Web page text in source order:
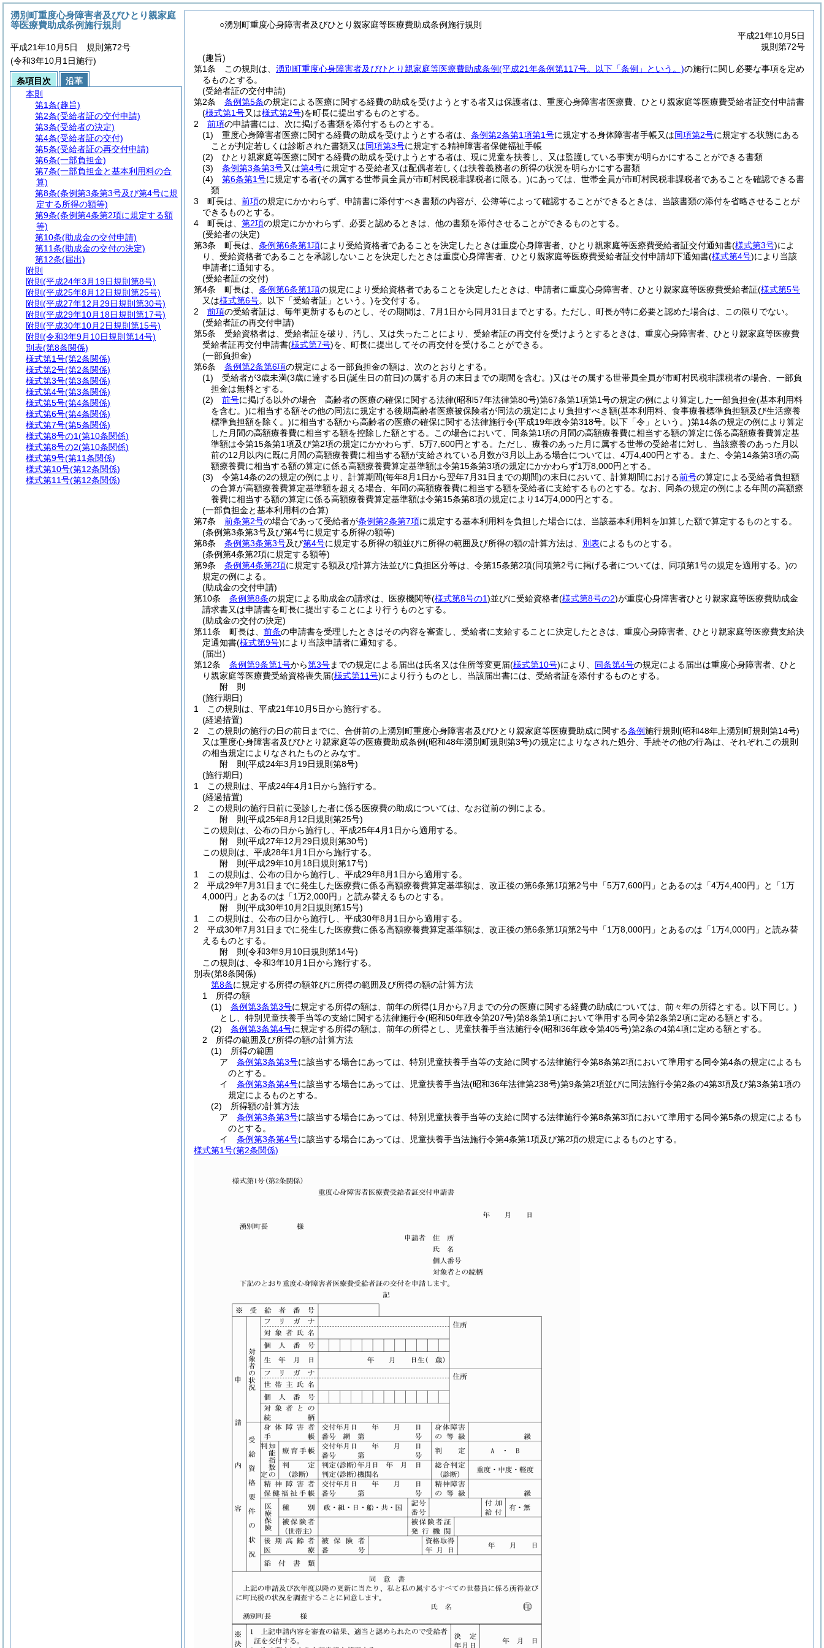
○湧別町重度心身障害者及びひとり親家庭等医療費助成条例施行規則
平成21年10月5日
規則第72号
(趣旨)
第1条
この規則は、 湧別町重度心身障害者及びひとり親家庭等医療費助成条例(平成21年条例第117号。以下「条例」という。)の施行に関し必要な事項を定め
るものとする。
(受給者証の交付申請)
第2条
条例第5条の規定による医療に関する経費の助成を受けようとする者又は保護者は、重度心身障害者医療費、ひとり親家庭等医療費受給者証交付申請書
(様式第1号又は様式第2号)を町長に提出するものとする。
2
前項の申請書には、次に掲げる書類を添付するものとする。
(1)
重度心身障害者医療に関する経費の助成を受けようとする者は、 条例第2条第1項第1号に規定する身体障害者手帳又は同項第2号に規定する状態にある
ことが判定若しくは診断された書類又は同項第3号に規定する精神障害者保健福祉手帳
(2)
ひとり親家庭等医療に関する経費の助成を受けようとする者は、現に児童を扶養し、又は監護している事実が明らかにすることができる書類
(3)
条例第3条第3号又は第4号に規定する受給者又は配偶者若しくは扶養義務者の所得の状況を明らかにする書類
(4)
第6条第1号に規定する者(その属する世帯員全員が市町村民税非課税者に限る。)にあっては、世帯全員が市町村民税非課税者であることを確認できる書
類
3
町長は、 前項の規定にかかわらず、申請書に添付すべき書類の内容が、公簿等によって確認することができるときは、当該書類の添付を省略させることが
できるものとする。
4
町長は、 第2項の規定にかかわらず、必要と認めるときは、他の書類を添付させることができるものとする。
(受給者の決定)
第3条
町長は、 条例第6条第1項により受給資格者であることを決定したときは重度心身障害者、ひとり親家庭等医療費受給者証交付通知書(様式第3号)によ
り、受給資格者であることを承認しないことを決定したときは重度心身障害者、ひとり親家庭等医療費受給者証交付申請却下通知書(様式第4号)により当該
申請者に通知する。
(受給者証の交付)
第4条
町長は、 条例第6条第1項の規定により受給資格者であることを決定したときは、申請者に重度心身障害者、ひとり親家庭等医療費受給者証(様式第5号
又は様式第6号。以下「受給者証」という。)を交付する。
2
前項の受給者証は、毎年更新するものとし、その期間は、7月1日から同月31日までとする。 ただし、町長が特に必要と認めた場合は、この限りでない。
(受給者証の再交付申請)
第5条
受給資格者は、受給者証を破り、汚し、又は失ったことにより、受給者証の再交付を受けようとするときは、重度心身障害者、ひとり親家庭等医療費
受給者証再交付申請書(様式第7号)を、町長に提出してその再交付を受けることができる。
(一部負担金)
第6条
条例第2条第6項の規定による一部負担金の額は、次のとおりとする。
(1)
受給者が3歳未満(3歳に達する日(誕生日の前日)の属する月の末日までの期間を含む。)又はその属する世帯員全員が市町村民税非課税者の場合、一部負
担金は無料とする。
(2)
前号に掲げる以外の場合 高齢者の医療の確保に関する法律(昭和57年法律第80号)第67条第1項第1号の規定の例により算定した一部負担金(基本利用料
を含む。)に相当する額その他の同法に規定する後期高齢者医療被保険者が同法の規定により負担すべき額(基本利用料、食事療養標準負担額及び生活療養
標準負担額を除く。)に相当する額から高齢者の医療の確保に関する法律施行令(平成19年政令第318号。以下「令」という。)第14条の規定の例により算定
した月間の高額療養費に相当する額を控除した額とする。
この場合において、同条第1項の月間の高額療養費に相当する額の算定に係る高額療養費算定基
準額は令第15条第1項及び第2項の規定にかかわらず、5万7,600円とする。 ただし、療養のあった月に属する世帯の受給者に対し、当該療養のあった月以
前の12月以内に既に月間の高額療養費に相当する額が支給されている月数が3月以上ある場合については、4万4,400円とする。
また、令第14条第3項の高
額療養費に相当する額の算定に係る高額療養費算定基準額は令第15条第3項の規定にかかわらず1万8,000円とする。
(3)
令第14条の2の規定の例により、計算期間(毎年8月1日から翌年7月31日までの期間)の末日において、計算期間における前号の算定による受給者負担額
の合算が高額療養費算定基準額を超える場合、年間の高額療養費に相当する額を受給者に支給するものとする。 なお、同条の規定の例による年間の高額療
養費に相当する額の算定に係る高額療養費算定基準額は令第15条第8項の規定により14万4,000円とする。
(一部負担金と基本利用料の合算)
第7条
前条第2号の場合であって受給者が条例第2条第7項に規定する基本利用料を負担した場合には、当該基本利用料を加算した額で算定するものとする。
(条例第3条第3号及び第4号に規定する所得の額等)
第8条
条例第3条第3号及び第4号に規定する所得の額並びに所得の範囲及び所得の額の計算方法は、 別表によるものとする。
(条例第4条第2項に規定する額等)
第9条
条例第4条第2項に規定する額及び計算方法並びに負担区分等は、令第15条第2項(同項第2号に掲げる者については、同項第1号の規定を適用する。)の
規定の例による。
(助成金の交付申請)
第10条
条例第8条の規定による助成金の請求は、医療機関等(様式第8号の1)並びに受給資格者(様式第8号の2)が重度心身障害者ひとり親家庭等医療費助成金
請求書又は申請書を町長に提出することにより行うものとする。
(助成金の交付の決定)
第11条
町長は、 前条の申請書を受理したときはその内容を審査し、受給者に支給することに決定したときは、重度心身障害者、ひとり親家庭等医療費支給決
定通知書(様式第9号)により当該申請者に通知する。
(届出)
第12条
条例第9条第1号から第3号までの規定による届出は氏名又は住所等変更届(様式第10号)により、 同条第4号の規定による届出は重度心身障害者、ひと
り親家庭等医療費受給資格喪失届(様式第11号)により行うものとし、当該届出書には、受給者証を添付するものとする。
附 則
(施行期日)
1
この規則は、平成21年10月5日から施行する。
(経過措置)
2
この規則の施行の日の前日までに、合併前の上湧別町重度心身障害者及びひとり親家庭等医療費助成に関する条例施行規則 (昭和48年上湧別町規則第14号)
又は重度心身障害者及びひとり親家庭等の医療費助成条例(昭和48年湧別町規則第3号)の規定によりなされた処分、手続その他の行為は、それぞれこの規則
の相当規定によりなされたものとみなす。
附 則(平成24年3月19日規則第8号)
(施行期日)
1
この規則は、平成24年4月1日から施行する。
(経過措置)
2
この規則の施行日前に受診した者に係る医療費の助成については、なお従前の例による。
附 則(平成25年8月12日規則第25号)
この規則は、公布の日から施行し、平成25年4月1日から適用する。
附 則(平成27年12月29日規則第30号)
この規則は、平成28年1月1日から施行する。
附 則(平成29年10月18日規則第17号)
1
この規則は、公布の日から施行し、平成29年8月1日から適用する。
2
平成29年7月31日までに発生した医療費に係る高額療養費算定基準額は、改正後の第6条第1項第2号中「5万7,600円」とあるのは「4万4,400円」と「1万
4,000円」とあるのは「1万2,000円」と読み替えるものとする。
附 則(平成30年10月2日規則第15号)
1
この規則は、公布の日から施行し、平成30年8月1日から適用する。
2
平成30年7月31日までに発生した医療費に係る高額療養費算定基準額は、改正後の第6条第1項第2号中「1万8,000円」とあるのは「1万4,000円」と読み替
えるものとする。
附 則(令和3年9月10日規則第14号)
この規則は、令和3年10月1日から施行する。
別表(第8条関係)
第8条に規定する所得の額並びに所得の範囲及び所得の額の計算方法
1 所得の額
(1) 条例第3条第3号に規定する所得の額は、前年の所得(1月から7月までの分の医療に関する経費の助成については、前々年の所得とする。以下同じ。)
とし、特別児童扶養手当等の支給に関する法律施行令(昭和50年政令第207号)第8条第1項において準用する同令第2条第2項に定める額とする。
(2) 条例第3条第4号に規定する所得の額は、前年の所得とし、児童扶養手当法施行令(昭和36年政令第405号)第2条の4第4項に定める額とする。
2 所得の範囲及び所得の額の計算方法
(1) 所得の範囲
ア条例第3条第3号に該当する場合にあっては、特別児童扶養手当等の支給に関する法律施行令第8条第2項において準用する同令第4条の規定によるも
のとする。
イ条例第3条第4号に該当する場合にあっては、児童扶養手当法(昭和36年法律第238号)第9条第2項並びに同法施行令第2条の4第3項及び第3条第1項の
規定によるものとする。
(2) 所得額の計算方法
ア条例第3条第3号に該当する場合にあっては、特別児童扶養手当等の支給に関する法律施行令第8条第3項において準用する同令第5条の規定によるも
のとする。
イ条例第3条第4号に該当する場合にあっては、児童扶養手当法施行令第4条第1項及び第2項の規定によるものとする。
様式第1号(第2条関係)
湧別町重度心身障害者及びひとり親家庭
等医療費助成条例施行規則
平成21年10月5日 規則第72号
(令和3年10月1日施行)
条項目次
沿革
本則
第1条(趣旨)
第2条(受給者証の交付申請)
第3条(受給者の決定)
第4条(受給者証の交付)
第5条(受給者証の再交付申請)
第6条(一部負担金)
第7条(一部負担金と基本利用料の合
算)
第8条(条例第3条第3号及び第4号に規
定する所得の額等)
第9条(条例第4条第2項に規定する額
等)
第10条(助成金の交付申請)
第11条(助成金の交付の決定)
第12条(届出)
附則
附則 (平成24年3月19日規則第8号)
附則 (平成25年8月12日規則第25号)
附則 (平成27年12月29日規則第30号)
附則 (平成29年10月18日規則第17号)
附則 (平成30年10月2日規則第15号)
附則 (令和3年9月10日規則第14号)
別表(第8条関係)
様式第1号(第2条関係)
様式第2号(第2条関係)
様式第3号(第3条関係)
様式第4号(第3条関係)
様式第5号(第4条関係)
様式第6号(第4条関係)
様式第7号(第5条関係)
様式第8号の1(第10条関係)
様式第8号の2(第10条関係)
様式第9号(第11条関係)
様式第10号(第12条関係)
様式第11号(第12条関係)